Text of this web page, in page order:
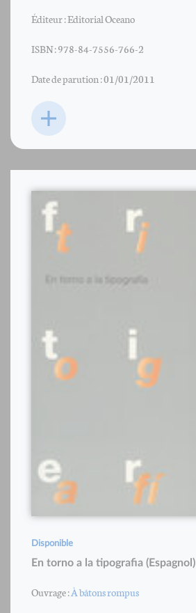
Éditeur : Editorial Oceano
ISBN : 978-84-7556-766-2
Date de parution : 01/01/2011
Disponible
En torno a la tipografia (Espagnol)
Ouvrage :À bâtons rompus